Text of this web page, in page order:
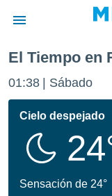
de
por
se
calidad.
a este
las
El Tiempo en
01:38 Sábado
Cielo despejado
Sensación de 24°